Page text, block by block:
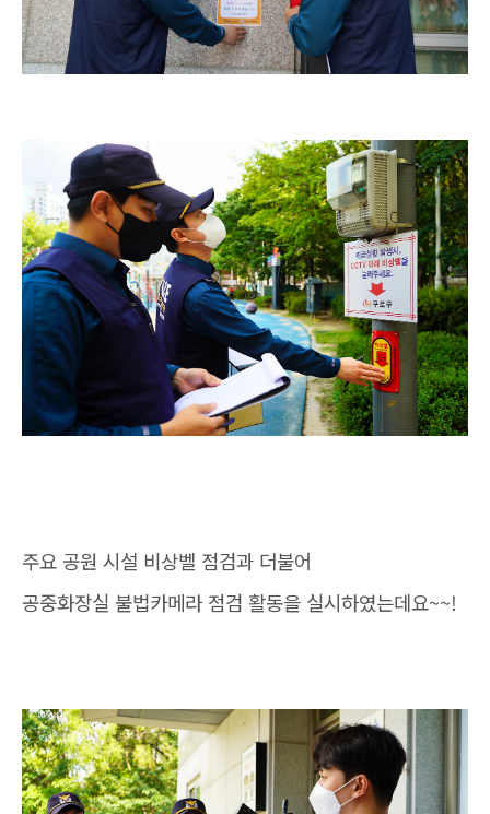
주요 공원 시설 비상벨 점검과 더불어
공중화장실 불법카메라 점검 활동을 실시하였는데요~~!